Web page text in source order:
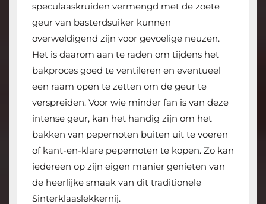
speculaaskruiden vermengd met de zoete
geur van basterdsuiker kunnen
overweldigend zijn voor gevoelige neuzen.
Het is daarom aan te raden om tijdens het
bakproces goed te ventileren en eventueel
een raam open te zetten om de geur te
verspreiden. Voor wie minder fan is van deze
intense geur, kan het handig zijn om het
bakken van pepernoten buiten uit te voeren
of kant-en-klare pepernoten te kopen. Zo kan
iedereen op zijn eigen manier genieten van
de heerlijke smaak van dit traditionele
Sinterklaaslekkernij.